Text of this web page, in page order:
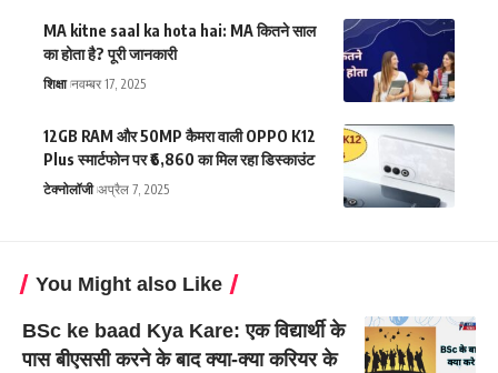
MA kitne saal ka hota hai: MA कितने साल
का होता है? पूरी जानकारी
शिक्षा नवम्बर 17, 2025
12GB RAM और 50MP कैमरा वाली OPPO K12
Plus स्मार्टफोन पर ₹6,860 का मिल रहा डिस्काउंट
टेक्नोलॉजी अप्रैल 7, 2025
You Might also Like
BSc ke baad Kya Kare: एक विद्यार्थी के
पास बीएससी करने के बाद क्या-क्या करियर के